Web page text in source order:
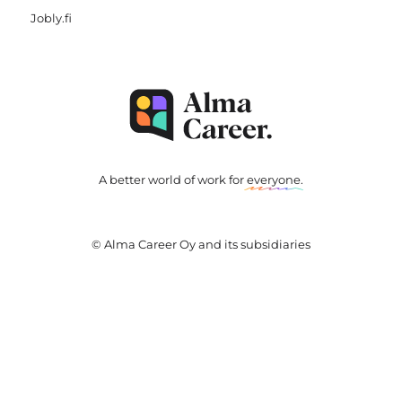
Jobly.fi
A better world of work foreveryone.
© Alma Career Oy and its subsidiaries